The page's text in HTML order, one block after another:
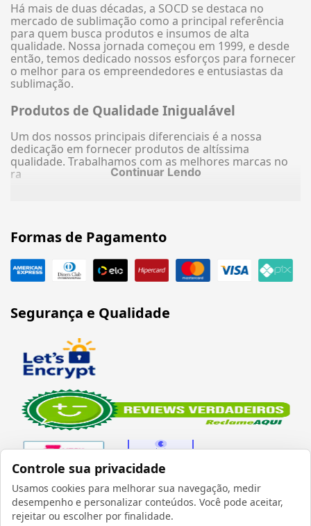
Controle sua privacidade
Usamos cookies para melhorar sua navegação, medir
desempenho e personalizar conteúdos. Você pode aceitar,
rejeitar ou escolher por finalidade.
Há mais de duas décadas, a SOCD se destaca no
mercado de sublimação como a principal referência
para quem busca produtos e insumos de alta
qualidade. Nossa jornada começou em 1999, e desde
então, temos dedicado nossos esforços para fornecer
o melhor para os empreendedores e entusiastas da
sublimação.
Produtos de Qualidade Inigualável
Um dos nossos principais diferenciais é a nossa
dedicação em fornecer produtos de altíssima
qualidade. Trabalhamos com as melhores marcas no
ra
Continuar Lendo
Formas de Pagamento
Segurança e Qualidade
Verificada por